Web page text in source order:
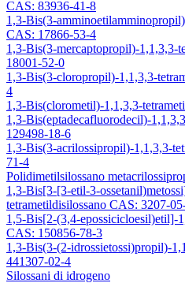
CAS: 83936-41-8
1,3-Bis(3-
CAS: 17866-53-4
1,3-Bis(3-mercaptopropil)-1,1,3,3-
18001-52-0
1,3-Bis(3-cloropropil)-1,1,3,3-
4
1,3-Bis(clorometil)-1,1,3,3-
1,3-Bis(eptadecafluorodecil)-
129498-18-6
1,3-Bis(3-acrilossipropil)-1,1,3,3-
71-4
Polidimetilsilossano
1,3-Bis[3-[3-etil-3-
tetrametildisilossano CAS: 3207-
1,5-Bis[2-(3,4-epossicicloesil)etil]-
CAS: 150856-78-3
1,3-Bis(3-(2-idrossietossi)propil)-
441307-02-4
Silossani di idrogeno